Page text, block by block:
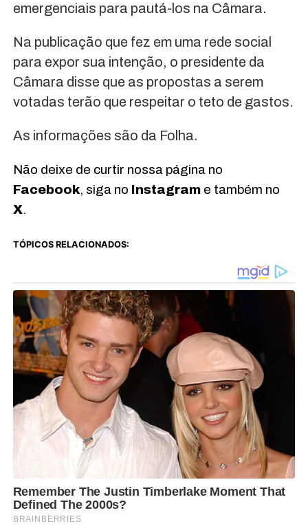
emergenciais para pautá-los na Câmara.
Na publicação que fez em uma rede social
para expor sua intenção, o presidente da
Câmara disse que as propostas a serem
votadas terão que respeitar o teto de gastos.
As informações são da Folha.
Não deixe de curtir nossa página no
Facebook, siga no Instagrame também no
X.
TÓPICOS RELACIONADOS: